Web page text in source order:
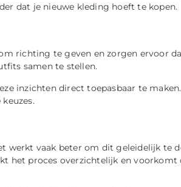
dat je nieuwe kleding hoeft te kopen.
richting te geven en zorgen ervoor
samen te stellen.
inzichten direct toepasbaar te
werkt vaak beter om dit geleidelijk te
het proces overzichtelijk en voorkomt